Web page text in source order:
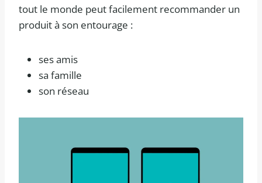
tout le monde peut facilement recommander un
produit à son entourage :
ses amis
sa famille
son réseau